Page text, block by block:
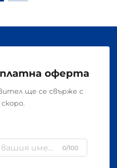
оферта
ще се свърже с
скоро.
0/100